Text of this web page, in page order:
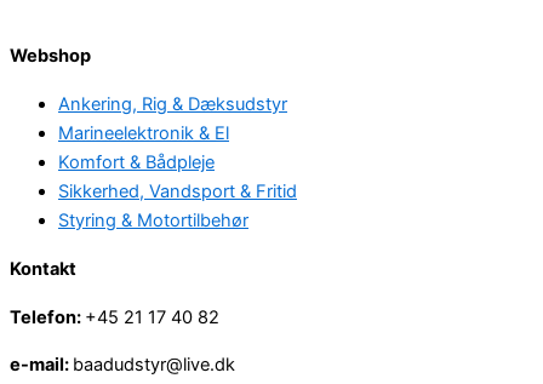
Webshop
Ankering, Rig & Dæksudstyr
Marineelektronik & El
Komfort & Bådpleje
Sikkerhed, Vandsport & Fritid
Styring & Motortilbehør
Kontakt
Telefon: +45 21 17 40 82
e-mail: baadudstyr@live.dk